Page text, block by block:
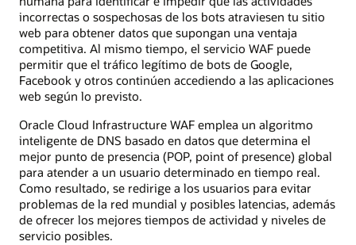
incorrectas o sospechosas de los bots atraviesen tu sitio
web para obtener datos que supongan una ventaja
competitiva. Al mismo tiempo, el servicio WAF puede
permitir que el tráfico legítimo de bots de Google,
Facebook y otros continúen accediendo a las aplicaciones
web según lo previsto.
Oracle Cloud Infrastructure WAF emplea un algoritmo
inteligente de DNS basado en datos que determina el
mejor punto de presencia (POP, point of presence) global
para atender a un usuario determinado en tiempo real.
Como resultado, se redirige a los usuarios para evitar
problemas de la red mundial y posibles latencias, además
de ofrecer los mejores tiempos de actividad y niveles de
servicio posibles.